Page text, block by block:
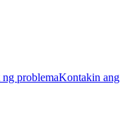
problemaKontakin ang